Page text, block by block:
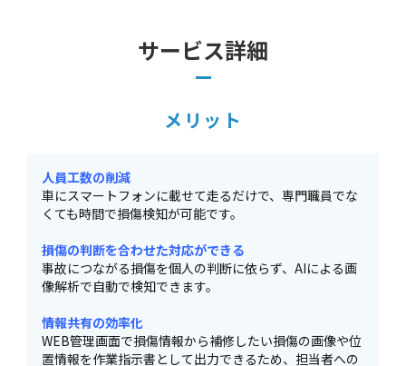
サービス詳細
メリット
人員工数の削減
車にスマートフォンに載せて走るだけで、専門職員でな
くても時間で損傷検知が可能です。
損傷の判断を合わせた対応ができる
事故につながる損傷を個人の判断に依らず、AIによる画
像解析で自動で検知できます。
情報共有の効率化
WEB管理画面で損傷情報から補修したい損傷の画像や位
置情報を作業指示書として出力できるため、担当者への